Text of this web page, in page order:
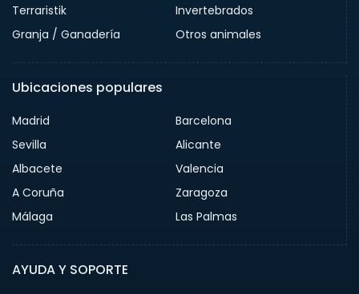
Terraristik
Invertebrados
Granja / Ganadería
Otros animales
Ubicaciones populares
Madrid
Barcelona
Sevilla
Alicante
Albacete
Valencia
A Coruña
Zaragoza
Málaga
Las Palmas
AYUDA Y SOPORTE